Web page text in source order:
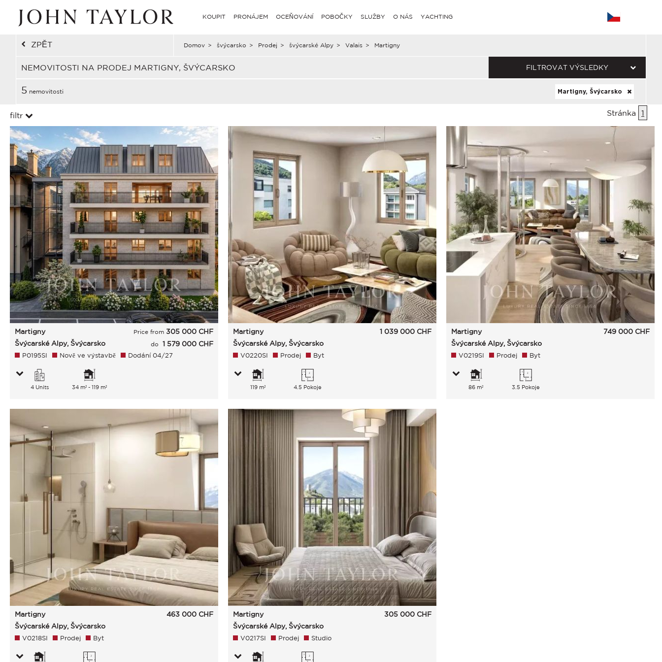
KOUPIT PRONÁJEM OCEŇOVÁNÍ POBOČKY SLUŽBY O NÁS YACHTING
ZPĚT Domov > švýcarsko > Prodej > švýcarské Alpy > Valais > Martigny
NEMOVITOSTI NA PRODEJ MARTIGNY, ŠVÝCARSKO FILTROVAT VÝSLEDKY
5 nemovitosti Martigny, Švýcarsko
filtr Stránka 1
Martigny
Švýcarské Alpy, Švýcarsko
Price from 305 000 CHF
do 1 579 000 CHF
P0195SI Nově ve výstavbě Dodání 04/27
4 Units 34 m² - 119 m²
Martigny
Švýcarské Alpy, Švýcarsko
1 039 000 CHF
V0220SI Prodej Byt
119 m² 4.5 Pokoje
Martigny
Švýcarské Alpy, Švýcarsko
749 000 CHF
V0219SI Prodej Byt
86 m² 3.5 Pokoje
Martigny
Švýcarské Alpy, Švýcarsko
463 000 CHF
V0218SI Prodej Byt
Martigny
Švýcarské Alpy, Švýcarsko
305 000 CHF
V0217SI Prodej Studio